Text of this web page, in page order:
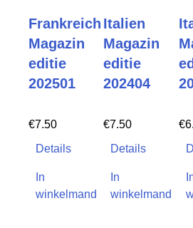
Frankreich
Magazin
editie
202501
€7.50
Details
In
winkelmand
Italien
Magazin
editie
202404
€7.50
Details
In
winkelmand
€